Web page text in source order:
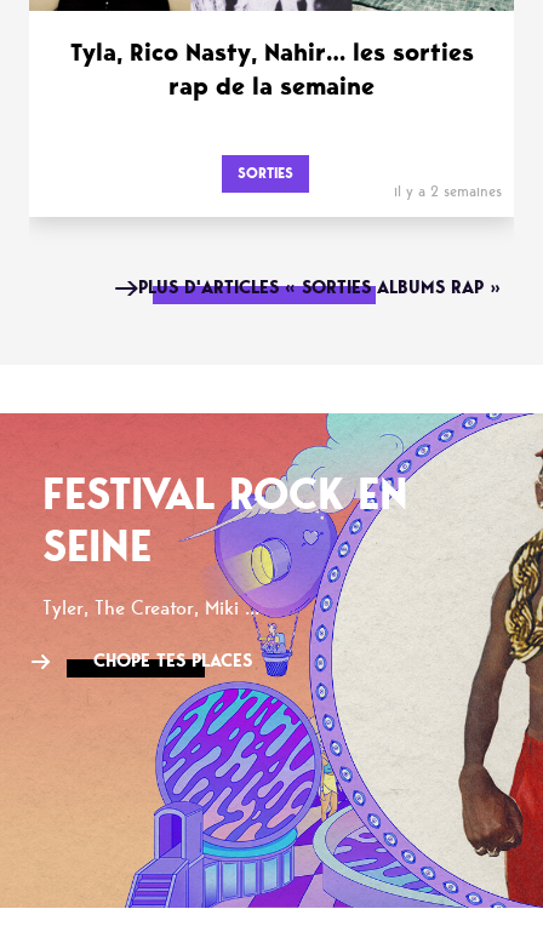
Tyla, Rico Nasty, Nahir… les sorties
rap de la semaine
SORTIES
il y a 2 semaines
PLUS D'ARTICLES « SORTIES ALBUMS RAP »
FESTIVAL ROCK EN
SEINE
Tyler, The Creator, Miki ...
CHOPE TES PLACES